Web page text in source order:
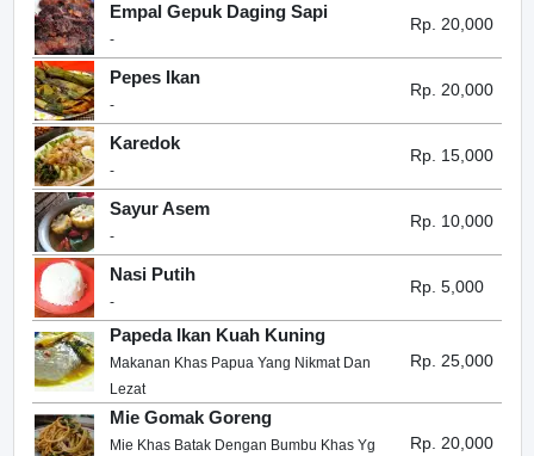
Empal Gepuk Daging Sapi
-
Rp. 20,000
Pepes Ikan
-
Rp. 20,000
Karedok
-
Rp. 15,000
Sayur Asem
-
Rp. 10,000
Nasi Putih
-
Rp. 5,000
Papeda Ikan Kuah Kuning
Makanan Khas Papua Yang Nikmat Dan
Lezat
Rp. 25,000
Mie Gomak Goreng
Mie Khas Batak Dengan Bumbu Khas Yg
Rp. 20,000